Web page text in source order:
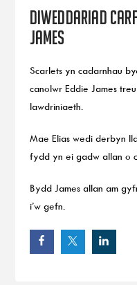
Diweddariad
James
Scarlets yn cadarnhau
canolwr Eddie James
lawdriniaeth.
Mae Elias wedi derbyn
fydd yn ei gadw allan o
Bydd James allan am
i’w gefn.